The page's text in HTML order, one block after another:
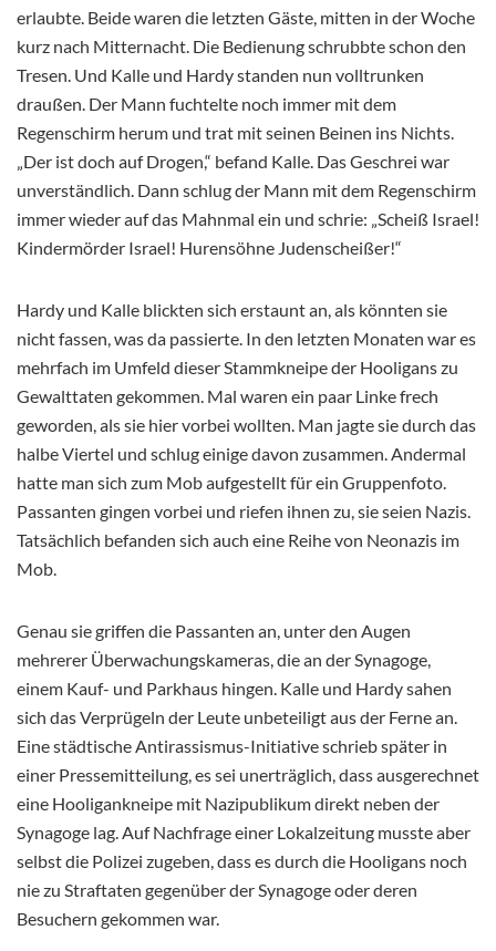
erlaubte. Beide waren die letzten Gäste, mitten in der Woche
kurz nach Mitternacht. Die Bedienung schrubbte schon den
Tresen. Und Kalle und Hardy standen nun volltrunken
draußen. Der Mann fuchtelte noch immer mit dem
Regenschirm herum und trat mit seinen Beinen ins Nichts.
„Der ist doch auf Drogen,“ befand Kalle. Das Geschrei war
unverständlich. Dann schlug der Mann mit dem Regenschirm
immer wieder auf das Mahnmal ein und schrie: „Scheiß Israel!
Kindermörder Israel! Hurensöhne Judenscheißer!“
Hardy und Kalle blickten sich erstaunt an, als könnten sie
nicht fassen, was da passierte. In den letzten Monaten war es
mehrfach im Umfeld dieser Stammkneipe der Hooligans zu
Gewalttaten gekommen. Mal waren ein paar Linke frech
geworden, als sie hier vorbei wollten. Man jagte sie durch das
halbe Viertel und schlug einige davon zusammen. Andermal
hatte man sich zum Mob aufgestellt für ein Gruppenfoto.
Passanten gingen vorbei und riefen ihnen zu, sie seien Nazis.
Tatsächlich befanden sich auch eine Reihe von Neonazis im
Mob.
Genau sie griffen die Passanten an, unter den Augen
mehrerer Überwachungskameras, die an der Synagoge,
einem Kauf- und Parkhaus hingen. Kalle und Hardy sahen
sich das Verprügeln der Leute unbeteiligt aus der Ferne an.
Eine städtische Antirassismus-Initiative schrieb später in
einer Pressemitteilung, es sei unerträglich, dass ausgerechnet
eine Hooligankneipe mit Nazipublikum direkt neben der
Synagoge lag. Auf Nachfrage einer Lokalzeitung musste aber
selbst die Polizei zugeben, dass es durch die Hooligans noch
nie zu Straftaten gegenüber der Synagoge oder deren
Besuchern gekommen war.